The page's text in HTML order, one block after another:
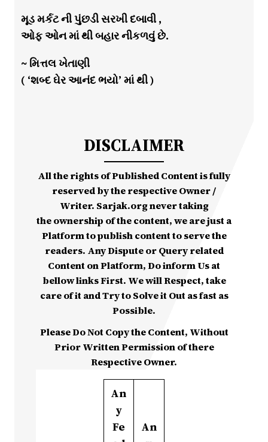
મૂડ મર્કટ ની પુંછડી સરખી દબાવી ,
ઓફ ઓન માં થી બહાર નીકળવું છે.
~ મિત્તલ ખેતાણી
( ‘શબ્દ ઘેર આનંદ ભયો’ માં થી )
DISCLAIMER
All the rights of Published Content is fully
reserved by the respective Owner /
Writer. Sarjak.org never taking
the ownership of the content, we are just a
Platform to publish content to serve the
readers. Any Dispute or Query related
Content on Platform, Do inform Us at
bellow links First. We will Respect, take
care of it and Try to Solve it Out as fast as
Possible.
Please Do Not Copy the Content, Without
Prior Written Permission of there
Respective Owner.
An
y
Fe
An